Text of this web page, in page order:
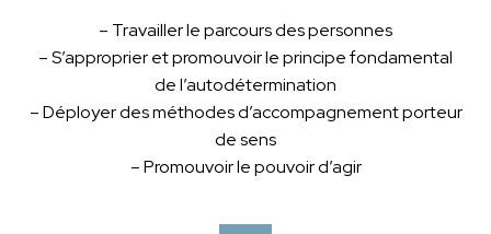
– Travailler le parcours des personnes
– S’approprier et promouvoir le principe fondamental
de l’autodétermination
– Déployer des méthodes d’accompagnement porteur
de sens
– Promouvoir le pouvoir d’agir